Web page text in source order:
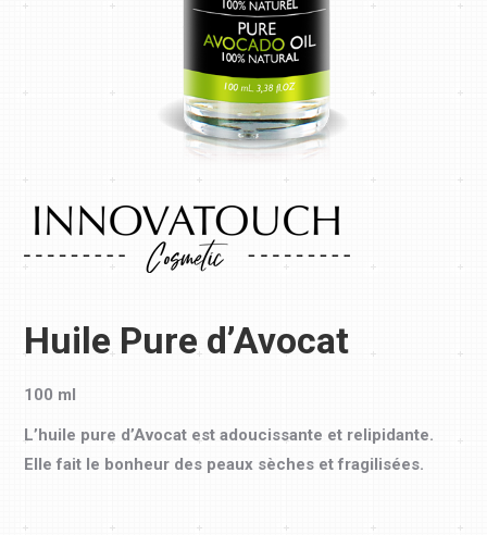
Huile Pure d’Avocat
100 ml
L’huile pure d’Avocat est adoucissante et relipidante.
Elle fait le bonheur des peaux sèches et fragilisées.